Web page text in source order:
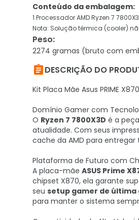
Conteúdo da embalagem:
1 Processador AMD Ryzen 7
Nota: Solução térmica (cooler)
Peso:
2274 gramas (bruto com
DESCRIÇÃO DO
Kit Placa Mãe Asus PRIME
Domínio Gamer com
O Ryzen 7 7800X3D é a
atualidade. Com seus
cache da AMD para
Plataforma de Futuro com
A placa-mãe ASUS Prime
chipset X870, ela garante
seu setup gamer de última
para manter o sistema